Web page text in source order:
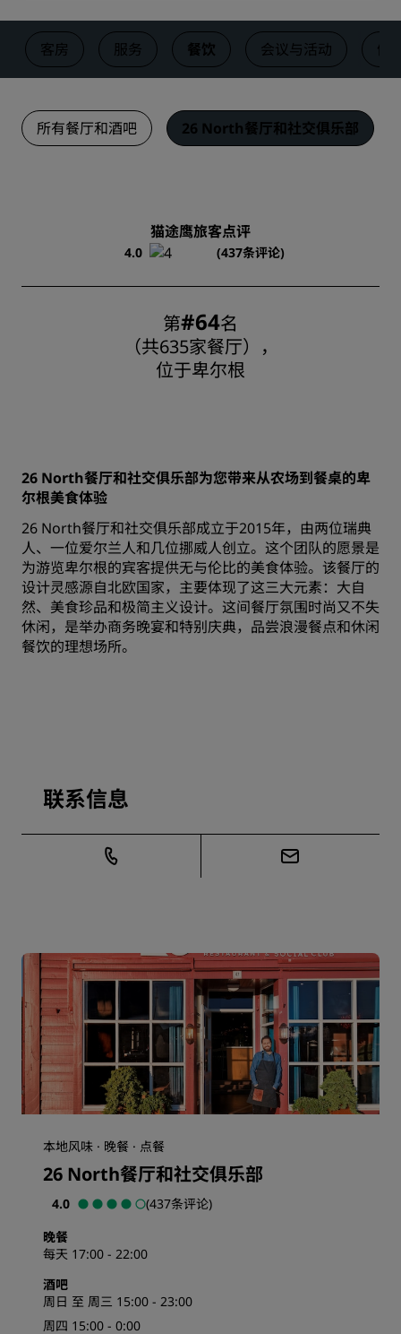
客房 服务 餐饮 会议与活动 健
所有餐厅和酒吧 26 North餐厅和社交俱乐部
猫途鹰旅客点评
4.0 (437条评论)
第#64名
（共635家餐厅），
位于卑尔根
26 North餐厅和社交俱乐部为您带来从农场到餐桌的卑
尔根美食体验
26 North餐厅和社交俱乐部成立于2015年，由两位瑞典
人、一位爱尔兰人和几位挪威人创立。这个团队的愿景是
为游览卑尔根的宾客提供无与伦比的美食体验。该餐厅的
设计灵感源自北欧国家，主要体现了这三大元素：大自
然、美食珍品和极简主义设计。这间餐厅氛围时尚又不失
休闲，是举办商务晚宴和特别庆典，品尝浪漫餐点和休闲
餐饮的理想场所。
联系信息
本地风味 · 晚餐 · 点餐
26 North餐厅和社交俱乐部
4.0
(437条评论)
晚餐
每天 17:00 - 22:00
酒吧
周日 至 周三 15:00 - 23:00
周四 15:00 - 0:00